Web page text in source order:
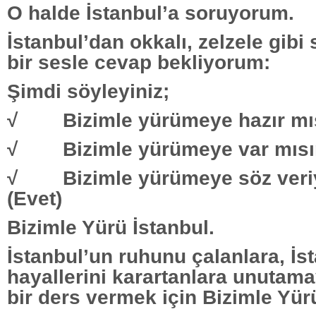
O halde İstanbul’a soruyorum.
İstanbul’dan okkalı, zelzele
bir sesle cevap bekliyorum:
Şimdi söyleyiniz;
√ Bizimle yürümeye hazır
√ Bizimle yürümeye var
√ Bizimle yürümeye söz
(Evet)
Bizimle Yürü İstanbul.
İstanbul’un ruhunu çalanlara,
hayallerini karartanlara
bir ders vermek için Bizimle